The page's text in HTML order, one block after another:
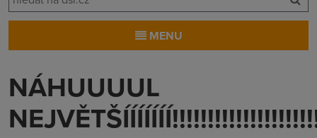
MENU
NÁHUUUUL